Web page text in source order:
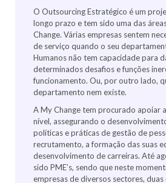
O Outsourcing Estratégico é um
longo prazo e tem sido uma das
Change. Várias empresas sentem
de serviço quando o seu
Humanos não tem capacidade para
determinados desafios e funções
funcionamento. Ou, por outro lado,
departamento nem existe.
A My Change tem procurado apoiar
nível, assegurando o
políticas e práticas de gestão de
recrutamento, a formação das suas
desenvolvimento de carreiras. Até
sido PME’s, sendo que neste
empresas de diversos sectores,